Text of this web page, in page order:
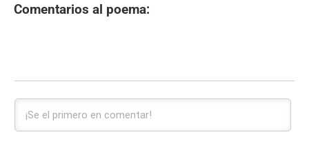
Comentarios al poema: